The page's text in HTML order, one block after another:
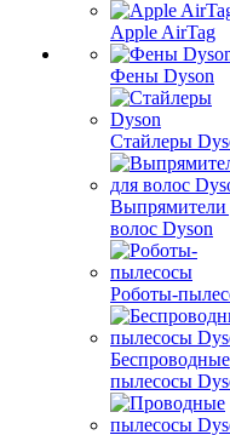
Apple AirTag
Фены Dyson
Стайлеры
Выпрямители
волос Dyson
Роботы-
Беспроводные
пылесосы